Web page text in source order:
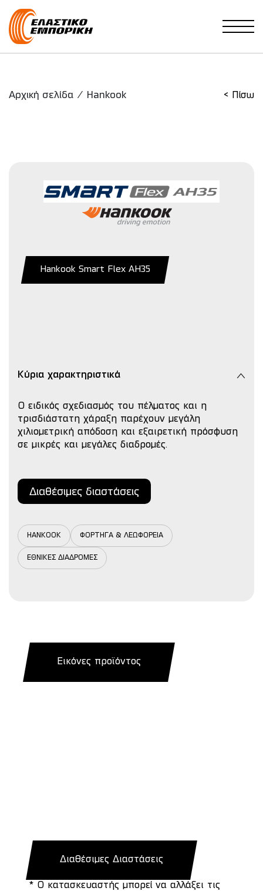
Main Navigation
Αρχική σελίδα / Hankook < Πίσω
Hankook Smart Flex AH35
Κύρια χαρακτηριστικά
O ειδικός σχεδιασμός του πέλματος και η
τρισδιάστατη χάραξη παρέχουν μεγάλη
χιλιομετρική απόδοση και εξαιρετική πρόσφυση
σε μικρές και μεγάλες διαδρομές.
Διαθέσιμες διαστάσεις
HANKOOK ΦΟΡΤΗΓΑ & ΛΕΩΦΟΡΕΙΑ
ΕΘΝΙΚΕΣ ΔΙΑΔΡΟΜΕΣ
Εικόνες προϊόντος
Διαθέσιμες Διαστάσεις
* Ο κατασκευαστής μπορεί να αλλάξει τις